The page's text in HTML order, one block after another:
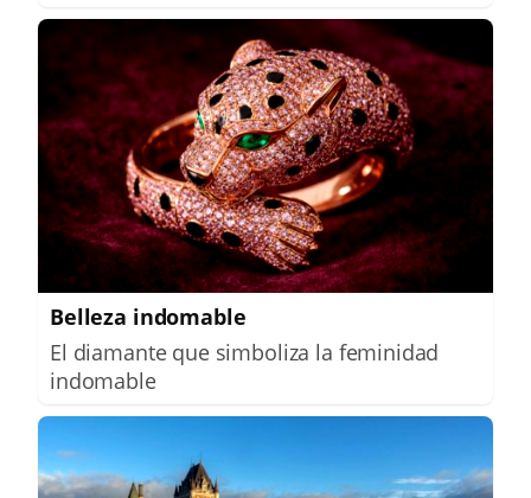
Belleza indomable
El diamante que simboliza la feminidad
indomable